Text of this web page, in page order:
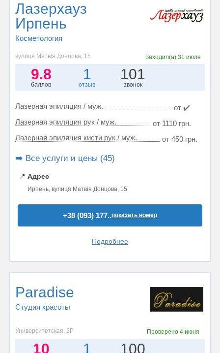
Лазерхауз
Ирпень
Косметология
вулиця Матвія Донцова, 15 Заходил(а)31 июля
9.8
баллов
1
отзыв
101
звонок
Лазерная эпиляция / муж.
от ✔️
Лазерная эпиляция рук / муж.
от 1110 грн.
Лазерная эпиляция кисти рук / муж.
от 450 грн.
➡️ Все услуги и цены (45)
📍 Адрес
Ирпень, вулиця Матвія Донцова, 15
+38 (093) 177..показать номер
Подробнее
Paradise
Студия красоты
Университетская, 2Р Проверено4 июня
10 1 100